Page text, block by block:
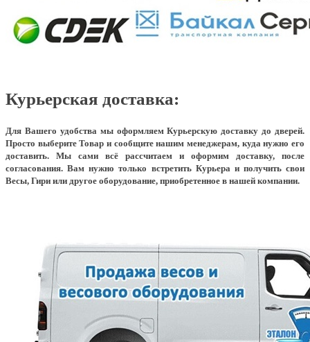
Курьерская доставка:
Для Вашего удобства мы оформляем Курьерскую доставку до дверей.
Просто выберите Товар и сообщите нашим менеджерам, куда нужно его
доставить. Мы сами всё рассчитаем и оформим доставку, после
согласования. Вам нужно только встретить Курьера и получить свои
Весы, Гири или другое оборудование, приобретенное в нашей компании.